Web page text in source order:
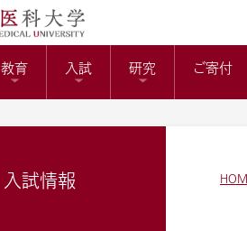
教育 入試 研究 ご寄付
役員報酬
ガバナン
教育セン
KMUバ
入試情報